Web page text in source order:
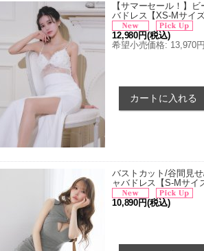
【サマーセール！】
バドレス【XS-Mサイ
12,980円(税込)
希望小売価格: 13,970円
バストカット/谷間見
ャバドレス【S-Mサイ
10,890円(税込)